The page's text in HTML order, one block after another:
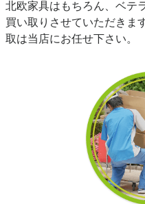
北欧家具はもちろん、ベテ
買い取りさせていただきま
取は当店にお任せ下さい。